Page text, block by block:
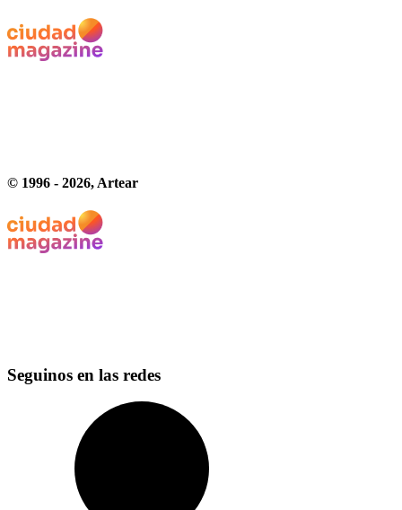
© 1996 - 2026, Artear
Seguinos en las redes